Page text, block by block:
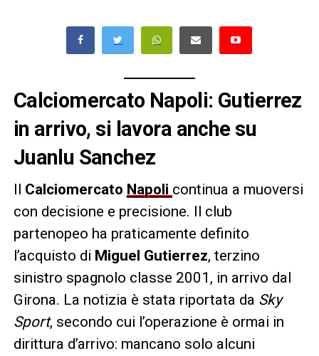
Calciomercato Napoli: Gutierrez
in arrivo, si lavora anche su
Juanlu Sanchez
Il Calciomercato Napoli continua a muoversi
con decisione e precisione. Il club
partenopeo ha praticamente definito
l’acquisto di Miguel Gutierrez, terzino
sinistro spagnolo classe 2001, in arrivo dal
Girona. La notizia è stata riportata da Sky
Sport, secondo cui l’operazione è ormai in
dirittura d’arrivo: mancano solo alcuni